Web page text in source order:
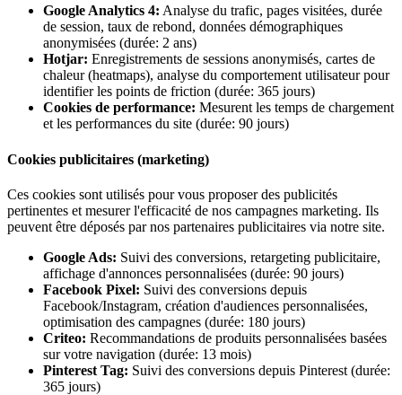
Google Analytics 4: Analyse du trafic, pages visitées, durée
de session, taux de rebond, données démographiques
anonymisées (durée: 2 ans)
Hotjar: Enregistrements de sessions anonymisés, cartes de
chaleur (heatmaps), analyse du comportement utilisateur pour
identifier les points de friction (durée: 365 jours)
Cookies de performance: Mesurent les temps de chargement
et les performances du site (durée: 90 jours)
Cookies publicitaires (marketing)
Ces cookies sont utilisés pour vous proposer des publicités
pertinentes et mesurer l'efficacité de nos campagnes marketing. Ils
peuvent être déposés par nos partenaires publicitaires via notre site.
Google Ads: Suivi des conversions, retargeting publicitaire,
affichage d'annonces personnalisées (durée: 90 jours)
Facebook Pixel: Suivi des conversions depuis
Facebook/Instagram, création d'audiences personnalisées,
optimisation des campagnes (durée: 180 jours)
Criteo: Recommandations de produits personnalisées basées
sur votre navigation (durée: 13 mois)
Pinterest Tag: Suivi des conversions depuis Pinterest (durée:
365 jours)